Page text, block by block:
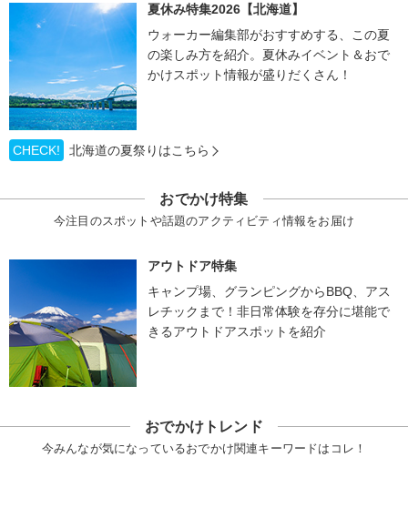
夏休み特集2026【北海道】
ウォーカー編集部がおすすめする、この夏
の楽しみ方を紹介。夏休みイベント＆おで
かけスポット情報が盛りだくさん！
CHECK! 北海道の夏祭りはこちら
おでかけ特集
今注目のスポットや話題のアクティビティ情報をお届け
アウトドア特集
キャンプ場、グランピングからBBQ、アス
レチックまで！非日常体験を存分に堪能で
きるアウトドアスポットを紹介
おでかけトレンド
今みんなが気になっているおでかけ関連キーワードはコレ！